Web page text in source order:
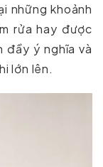
những khoảnh
rửa hay được
đầy ý nghĩa và
lớn lên.